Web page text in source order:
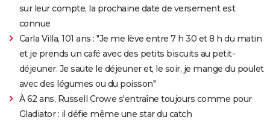
sur leur compte, la prochaine date de versement est
connue
Carla Villa, 101 ans : "Je me lève entre 7 h 30 et 8 h du matin
et je prends un café avec des petits biscuits au petit-
déjeuner. Je saute le déjeuner et, le soir, je mange du poulet
avec des légumes ou du poisson"
À 62 ans, Russell Crowe s'entraîne toujours comme pour
Gladiator : il défie même une star du catch